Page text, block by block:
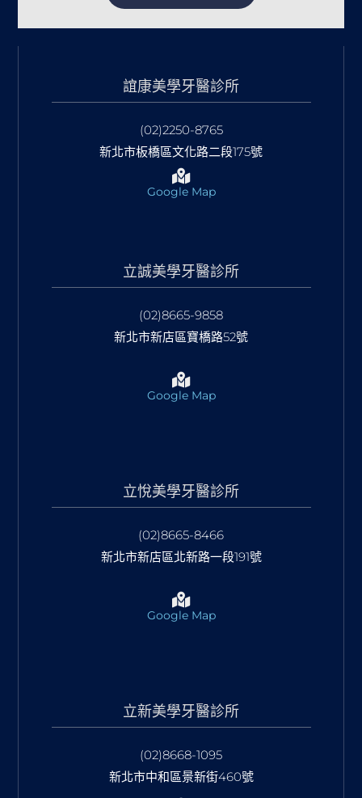
誼康美學牙醫診所
(02)2250-8765
新北市板橋區文化路二段175號
Google Map
立誠美學牙醫診所
(02)8665-9858
新北市新店區寶橋路52號
Google Map
立悅美學牙醫診所
(02)8665-8466
新北市新店區北新路一段191號
Google Map
立新美學牙醫診所
(02)8668-1095
新北市中和區景新街460號